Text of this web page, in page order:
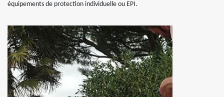
équipements de protection individuelle ou EPI.